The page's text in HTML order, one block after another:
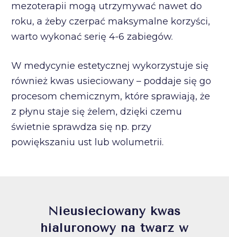
mezoterapii mogą utrzymywać nawet do
roku, a żeby czerpać maksymalne korzyści,
warto wykonać serię 4-6 zabiegów.
W medycynie estetycznej wykorzystuje się
również kwas usieciowany – poddaje się go
procesom chemicznym, które sprawiają, że
z płynu staje się żelem, dzięki czemu
świetnie sprawdza się np. przy
powiększaniu ust lub wolumetrii.
Nieusieciowany kwas
hialuronowy na twarz w